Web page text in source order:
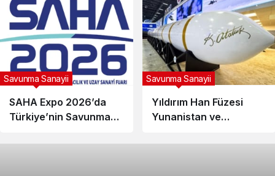
Savunma Sanayii
SAHA Expo 2026’da
Türkiye’nin Savunma
Gösterildi
Savunma Sanayii
Yıldırım Han Füzesi
Yunanistan ve
Geniş Yankı Uyandırdı